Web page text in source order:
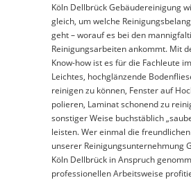
Köln Dellbrück Gebäudereinigung
gleich, um welche
geht – worauf es bei den
Reinigungsarbeiten ankommt. Mit
Know-how ist es für die Fachleute
Leichtes, hochglänzende
reinigen zu können, Fenster auf
polieren, Laminat schonend zu
sonstiger Weise buchstäblich
leisten. Wer einmal die
unserer Reinigungsunternehmung
Köln Dellbrück in Anspruch
professionellen Arbeitsweise